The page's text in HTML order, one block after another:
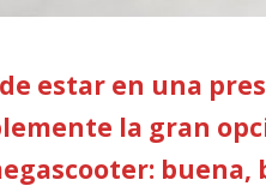
estar en una
la gran